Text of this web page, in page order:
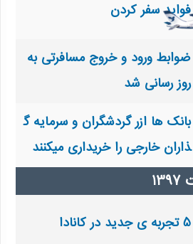
فواید سفر کردن
ضوابط ورود و خروج مسافرتی به
روز رسانی شد
بانک ها ازر گردشگران و سرمایه گ
ذاران خارجی را خریداری میکنند
5 تجربه ی جدید در کانادا